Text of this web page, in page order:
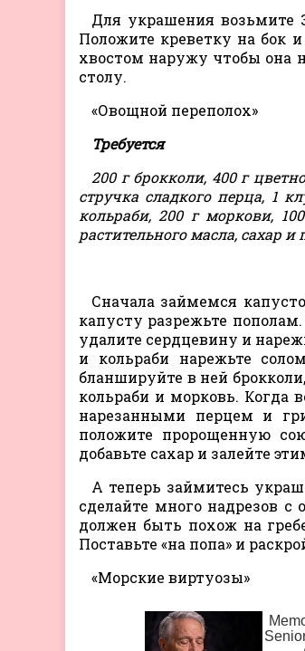
Для украшения возьмите
Положите креветку на бок
хвостом наружу чтобы она
столу.
«Овощной переполох»
Требуется
200 г брокколи, 400 г
стручка сладкого перца, 1
кольраби, 200 г моркови,
растительного масла, сахар и
Сначала займемся
капусту разрежьте
удалите сердцевину и
и кольраби нарежьте
бланшируйте в ней
кольраби и морковь. Когда
нарезанными перцем и
положите пророщенную
добавьте сахар и залейте
А теперь займитесь
сделайте много надрезов
должен быть похож на
Поставьте «на попа» и
«Морские виртуозы»